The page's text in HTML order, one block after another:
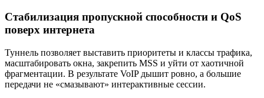
Стабилизация пропускной способности и QoS
поверх интернета
Туннель позволяет выставить приоритеты и классы трафика,
масштабировать окна, закрепить MSS и уйти от хаотичной
фрагментации. В результате VoIP дышит ровно, а большие
передачи не «смазывают» интерактивные сессии.